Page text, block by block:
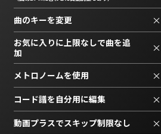
曲のキーを変更 ×
お気に入りに上限なしで曲を追
加
×
メトロノームを使用 ×
コード譜を自分用に編集 ×
動画プラスでスキップ制限なし ×